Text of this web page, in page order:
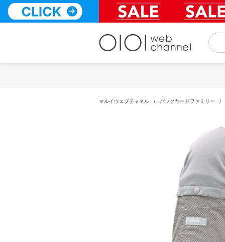
テ
マルイウェブチャネル / バックヤードファミリー /